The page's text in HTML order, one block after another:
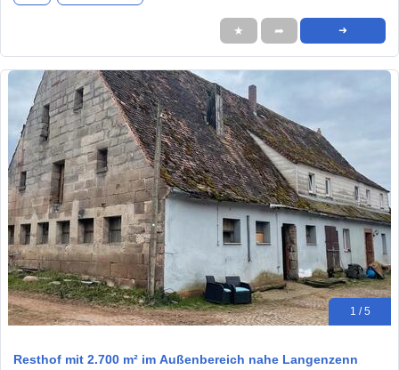
★ ➦ ➜
1 / 5
Resthof mit 2.700 m² im Außenbereich nahe Langenzenn